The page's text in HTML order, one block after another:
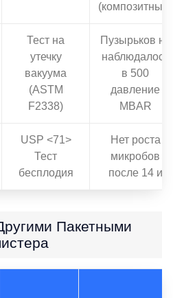
(композитный)
Тест на
утечку
вакуума
(ASTM
F2338)
Пузырьков не
наблюдалось
в 500
давление
MBAR
USP <71>
Тест
бесплодия
Нет роста
микробов
после 14 и
Пакетными